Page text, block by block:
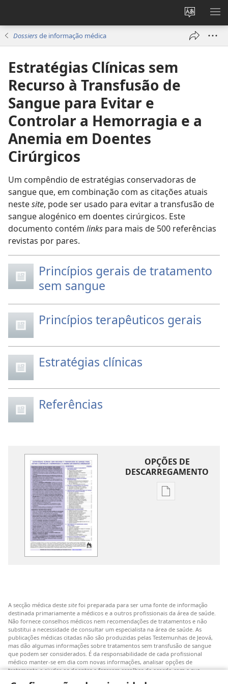
Alterar
a
língua
Dossiersde informação médica
Estratégias Clínicas sem
Recurso à Transfusão de
Sangue para Evitar e
Controlar a Hemorragia e a
Anemia em Doentes
Cirúrgicos
Um compêndio de estratégias conservadoras de
sangue que, em combinação com as citações atuais
nestesite, pode ser usado para evitar a transfusão de
sangue alogénico em doentes cirúrgicos. Este
documento contém links para mais de 500 referências
revistas por pares.
Princípios gerais de tratamento
sem sangue
Princípios terapêuticos gerais
Estratégias clínicas
Referências
OPÇÕES DE
DESCARREGAMENTO
Opções
à
Transfusão
de
Sangue
para
Evitar
A secção médica deste site foi preparada para ser uma fonte de informação
destinada primariamente a médicos e a outros profissionais da área de saúde.
Não fornece conselhos médicos nem recomendações de tratamentos e não
substitui a necessidade de consultar um especialista na área de saúde. As
publicações médicas citadas não são produzidas pelas Testemunhas de Jeová,
mas dão algumas informações sobre tratamentos sem transfusão de sangue
que podem ser considerados. É da responsabilidade de cada profissional
médico manter-se em dia com novas informações, analisar opções de
tratamento e ajudar os doentes a fazerem escolhas de acordo com a sua